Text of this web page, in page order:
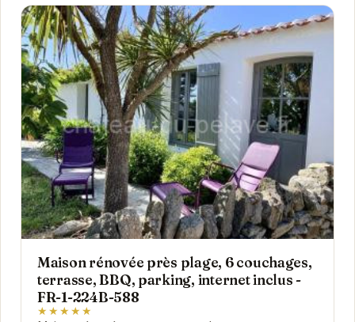
Maison rénovée près plage, 6 couchages,
terrasse, BBQ, parking, internet inclus -
FR-1-224B-588
★★★★★